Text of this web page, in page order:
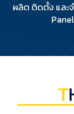
ผลิต ติดตั้ง และ
T